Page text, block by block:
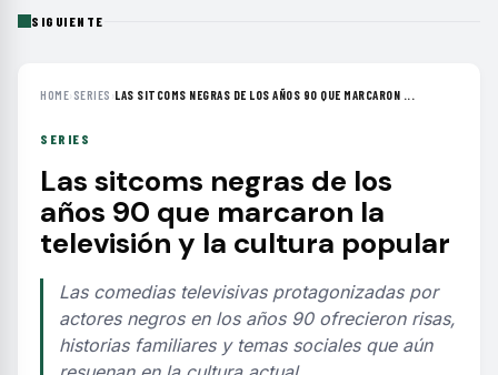
SIGUIENTE
HOME› SERIES ›LAS SITCOMS NEGRAS DE LOS AÑOS 90 QUE MARCARON ...
SERIES
Las sitcoms negras de los
años 90 que marcaron la
televisión y la cultura popular
Las comedias televisivas protagonizadas por
actores negros en los años 90 ofrecieron risas,
historias familiares y temas sociales que aún